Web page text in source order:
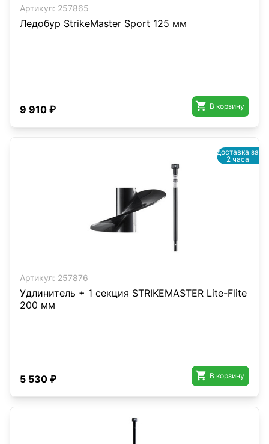
Артикул: 257865
Ледобур StrikeMaster Sport 125 мм
9 910 ₽  В корзину
Артикул: 257876
Удлинитель + 1 секция STRIKEMASTER Lite-Flite
200 мм
5 530 ₽  В корзину
доставка за
2 часа